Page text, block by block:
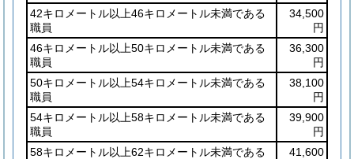
42キロメートル以上46キロメートル未満である
職員
34,500
円
46キロメートル以上50キロメートル未満である
職員
36,300
円
50キロメートル以上54キロメートル未満である
職員
38,100
円
54キロメートル以上58キロメートル未満である
職員
39,900
円
58キロメートル以上62キロメートル未満である
41,600